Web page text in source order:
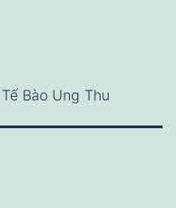
Bào Ung Thu